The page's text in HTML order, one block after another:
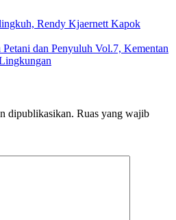
Rendy Kjaernett Kapok
dan Penyuluh Vol.7, Kementan
dipublikasikan. Ruas yang wajib